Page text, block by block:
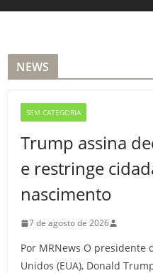
NEWS
SEM CATEGORIA
Trump assina
e restringe
nascimento
7 de agosto de 2026
Por MRNews O presidente
Unidos (EUA), Donald